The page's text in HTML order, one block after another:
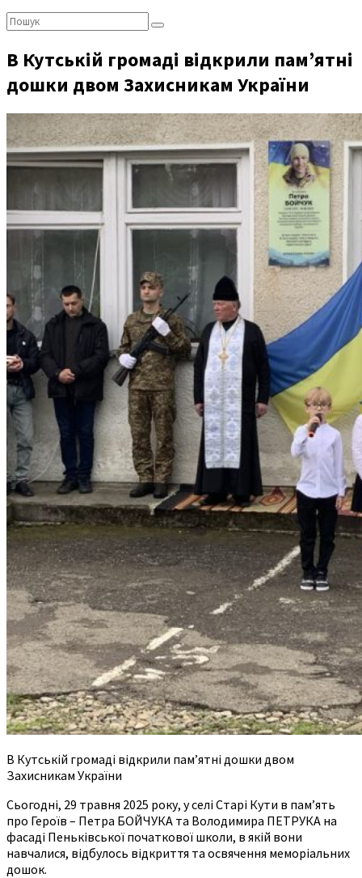
Пошук:
В Кутській громаді відкрили пам’ятні
дошки двом Захисникам України
В Кутській громаді відкрили пам’ятні дошки двом
Захисникам України
Сьогодні, 29 травня 2025 року, у селі Старі Кути в пам’ять
про Героїв – Петра БОЙЧУКА та Володимира ПЕТРУКА на
фасаді Пеньківської початкової школи, в якій вони
навчалися, відбулось відкриття та освячення меморіальних
дошок.